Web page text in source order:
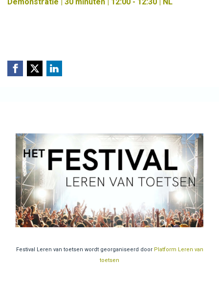
Demonstratie | 30 minuten | 12:00 - 12:30 | NL
Festival Leren van toetsen wordt georganiseerd door Platform Leren van
toetsen